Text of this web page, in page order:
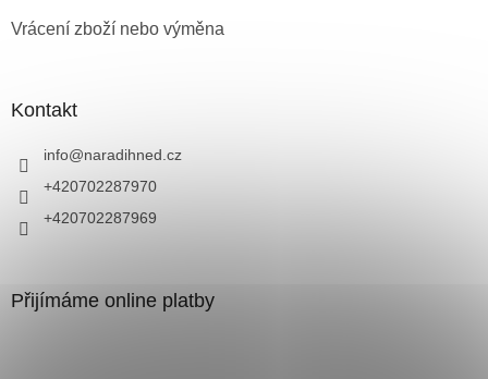
Vrácení zboží nebo výměna
Kontakt
info@naradihned.cz
+420702287970
+420702287969
Přijímáme online platby